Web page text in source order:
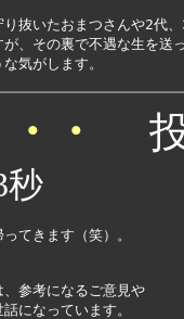
り抜いたおまつさんや2代
、その裏で不遇な生を送
気がします。
・
秒
てきます（笑）。
参考になるご意見や
になっています。